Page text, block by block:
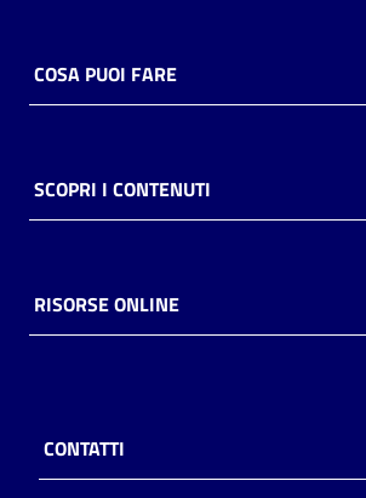
Piani
Decentrate
COSA PUOI FARE
SCOPRI I CONTENUTI
RISORSE ONLINE
CONTATTI